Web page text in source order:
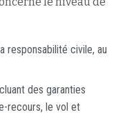
responsabilité civile, au
des garanties
recours, le vol et